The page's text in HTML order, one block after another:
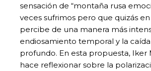
sensación de “montaña rusa
veces sufrimos pero que quizás en
percibe de una manera más
endiosamiento temporal y la
profundo. En esta propuesta, Iker
hace reflexionar sobre la